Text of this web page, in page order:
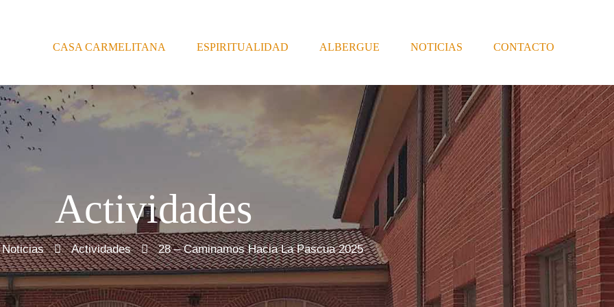
CASA CARMELITANA ESPIRITUALIDAD ALBERGUE NOTICIAS CONTACTO
Actividades
Noticias Actividades 28 – Caminamos Hacia La Pascua 2025